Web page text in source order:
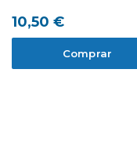
10,50 €
Comprar